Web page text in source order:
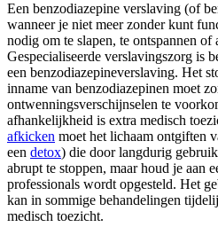
Een benzodiazepine verslaving (of
wanneer je niet meer zonder kunt
nodig om te slapen, te ontspannen of
Gespecialiseerde verslavingszorg is
een benzodiazepineverslaving. Het
inname van benzodiazepinen moet
ontwenningsverschijnselen te
afhankelijkheid is extra medisch
afkicken moet het lichaam ontgiften
een detox) die door langdurig
abrupt te stoppen, maar houd je aan
professionals wordt opgesteld. Het
kan in sommige behandelingen
medisch toezicht.